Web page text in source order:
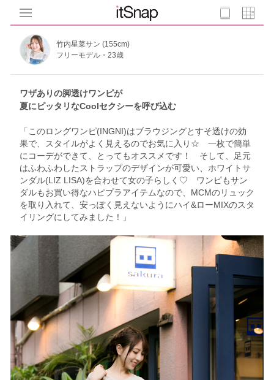
竹内星菜サン (155cm)
フリーモデル・23歳
ワザありの脚透けワンピが
夏にピッタリなCoolセクシーを呼び込む
「このロングワンピ(INGNI)はブラウジングとすそ透けの効
果で、スタイルがよく見えるのでお気に入り☆ 一枚で簡単
にコーデができて、とってもオススメです！ そして、足元
はふわふわしたストラップのデザインが可愛い、ホワイトサ
ンダル(LIZ LISA)を合わせて女の子らしく♡ ワンピもサン
ダルもお買い得なハピプラアイテムなので、MCMのリュック
を取り入れて、安っぽく見えないようにハイ&ローMIXのスタ
イリングにしてみました！」